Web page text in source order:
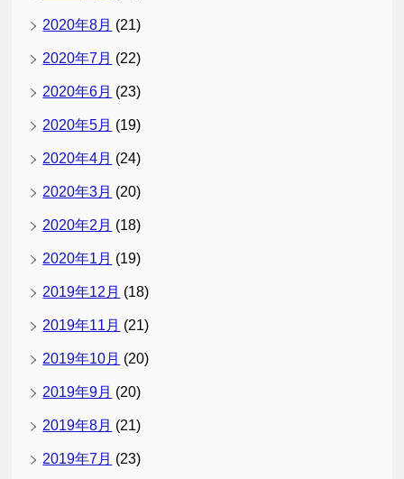
2020年8月 (21)
2020年7月 (22)
2020年6月 (23)
2020年5月 (19)
2020年4月 (24)
2020年3月 (20)
2020年2月 (18)
2020年1月 (19)
2019年12月 (18)
2019年11月 (21)
2019年10月 (20)
2019年9月 (20)
2019年8月 (21)
2019年7月 (23)